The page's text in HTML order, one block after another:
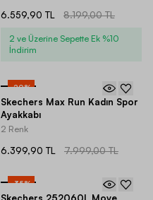
6.559,90 TL 8.199,00 TL
2 ve Üzerine Sepette Ek %10
İndirim
-20%
Skechers Max Run Kadın Spor
Ayakkabı
2 Renk
6.399,90 TL 7.999,00 TL
-35%